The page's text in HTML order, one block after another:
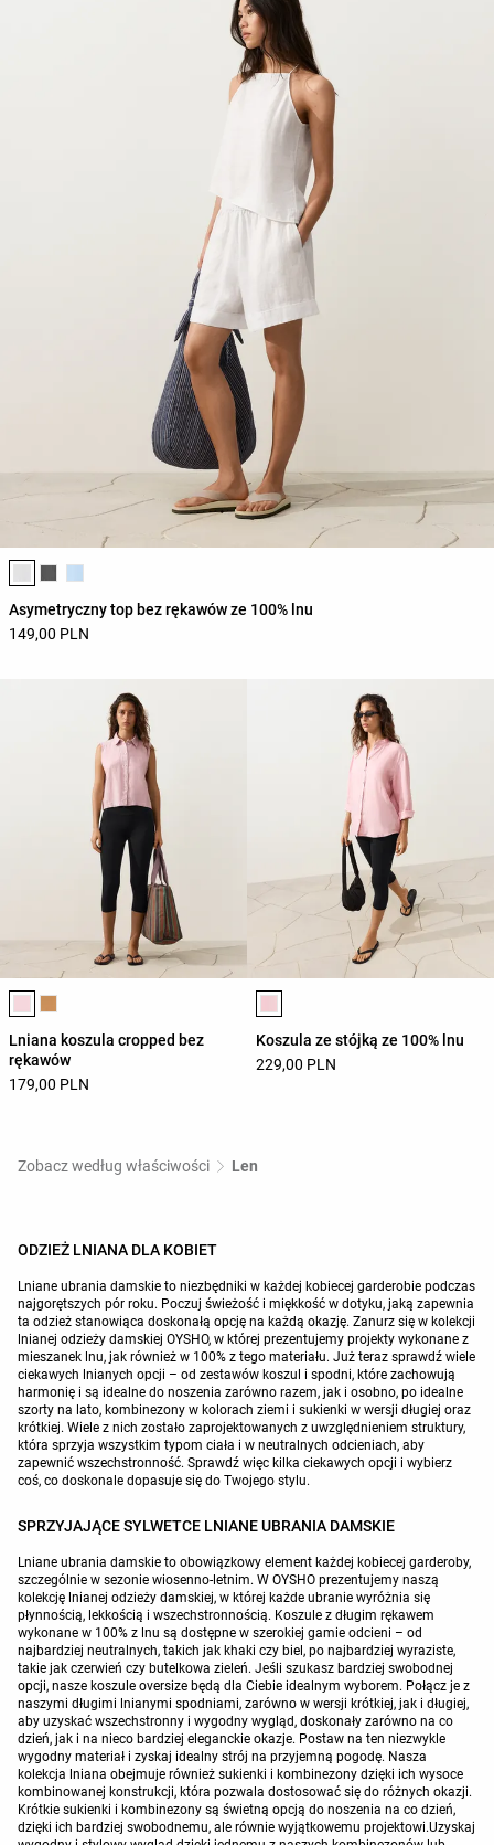
Lista kolorów produktu
Asymetryczny top bez rękawów ze 100% lnu
149,00 PLN
Lista kolorów produktu
Lniana koszula cropped bez
rękawów
179,00 PLN
Lista kolorów produktu
Koszula ze stójką ze 100% lnu
229,00 PLN
Zobacz według właściwości Len
ODZIEŻ LNIANA DLA KOBIET
Lniane ubrania damskie to niezbędniki w każdej kobiecej garderobie podczas
najgorętszych pór roku. Poczuj świeżość i miękkość w dotyku, jaką zapewnia
ta odzież stanowiąca doskonałą opcję na każdą okazję. Zanurz się w kolekcji
lnianej odzieży damskiej OYSHO, w której prezentujemy projekty wykonane z
mieszanek lnu, jak również w 100% z tego materiału. Już teraz sprawdź wiele
ciekawych lnianych opcji – od zestawów koszul i spodni, które zachowują
harmonię i są idealne do noszenia zarówno razem, jak i osobno, po idealne
szorty na lato, kombinezony w kolorach ziemi i sukienki w wersji długiej oraz
krótkiej. Wiele z nich zostało zaprojektowanych z uwzględnieniem struktury,
która sprzyja wszystkim typom ciała i w neutralnych odcieniach, aby
zapewnić wszechstronność. Sprawdź więc kilka ciekawych opcji i wybierz
coś, co doskonale dopasuje się do Twojego stylu.
SPRZYJAJĄCE SYLWETCE LNIANE UBRANIA DAMSKIE
Lniane ubrania damskie to obowiązkowy element każdej kobiecej garderoby,
szczególnie w sezonie wiosenno-letnim. W OYSHO prezentujemy naszą
kolekcję lnianej odzieży damskiej, w której każde ubranie wyróżnia się
płynnością, lekkością i wszechstronnością. Koszule z długim rękawem
wykonane w 100% z lnu są dostępne w szerokiej gamie odcieni – od
najbardziej neutralnych, takich jak khaki czy biel, po najbardziej wyraziste,
takie jak czerwień czy butelkowa zieleń. Jeśli szukasz bardziej swobodnej
opcji, nasze koszule oversize będą dla Ciebie idealnym wyborem. Połącz je z
naszymi długimi lnianymi spodniami, zarówno w wersji krótkiej, jak i długiej,
aby uzyskać wszechstronny i wygodny wygląd, doskonały zarówno na co
dzień, jak i na nieco bardziej eleganckie okazje. Postaw na ten niezwykle
wygodny materiał i zyskaj idealny strój na przyjemną pogodę. Nasza
kolekcja lniana obejmuje również sukienki i kombinezony dzięki ich wysoce
kombinowanej konstrukcji, która pozwala dostosować się do różnych okazji.
Krótkie sukienki i kombinezony są świetną opcją do noszenia na co dzień,
dzięki ich bardziej swobodnemu, ale równie wyjątkowemu projektowi.Uzyskaj